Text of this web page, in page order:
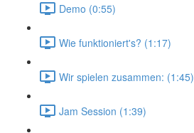
Demo (0:55)
Wie funktioniert's? (1:17)
Wir spielen zusammen: (1:45)
Jam Session (1:39)